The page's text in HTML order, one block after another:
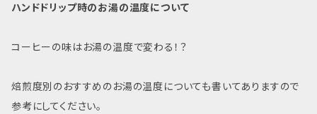
ハンドドリップ時のお湯の温度について
コーヒーの味はお湯の温度で変わる！？
焙煎度別のおすすめのお湯の温度についても書いてありますので
参考にしてください。